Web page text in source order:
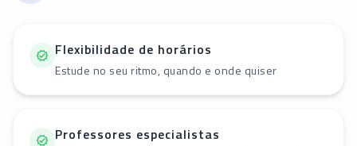
Flexibilidade de horários
Estude no seu ritmo, quando e onde quiser
Professores especialistas